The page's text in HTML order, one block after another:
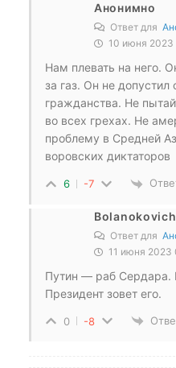
Анонимно
Ответ для
10 июня 2023
Нам плевать на него.
за газ. Он не допустил
гражданства. Не
во всех грехах. Не
проблему в Средней
воровских диктаторов
6 -7
Bolanokovich
Ответ для
11 июня 2023
Путин — раб Сердара.
Президент зовет его.
0 -8